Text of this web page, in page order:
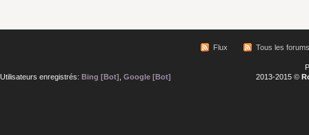
Flux Tous les forums
Utilisateurs enregistrés: Bing [Bot] Google [Bot]
2013-2015 ©